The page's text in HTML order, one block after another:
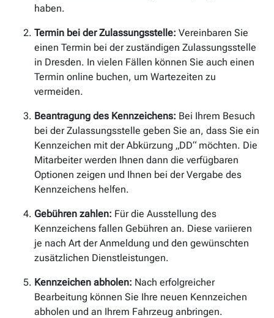
haben.
Termin bei der Zulassungsstelle: Vereinbaren Sie
einen Termin bei der zuständigen Zulassungsstelle
in Dresden. In vielen Fällen können Sie auch einen
Termin online buchen, um Wartezeiten zu
vermeiden.
Beantragung des Kennzeichens: Bei Ihrem Besuch
bei der Zulassungsstelle geben Sie an, dass Sie ein
Kennzeichen mit der Abkürzung „DD“ möchten. Die
Mitarbeiter werden Ihnen dann die verfügbaren
Optionen zeigen und Ihnen bei der Vergabe des
Kennzeichens helfen.
Gebühren zahlen: Für die Ausstellung des
Kennzeichens fallen Gebühren an. Diese variieren
je nach Art der Anmeldung und den gewünschten
zusätzlichen Dienstleistungen.
Kennzeichen abholen: Nach erfolgreicher
Bearbeitung können Sie Ihre neuen Kennzeichen
abholen und an Ihrem Fahrzeug anbringen.